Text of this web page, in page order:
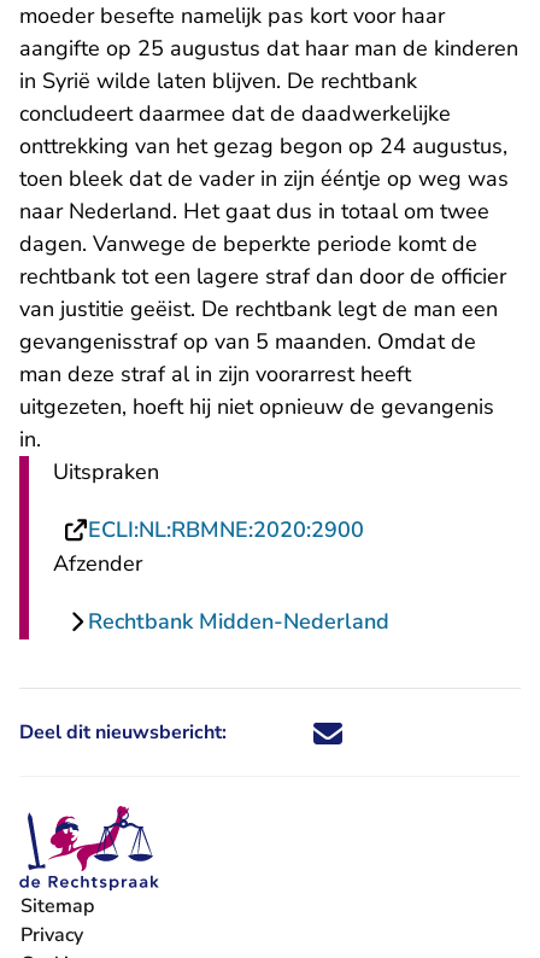
moeder besefte namelijk pas kort voor haar
aangifte op 25 augustus dat haar man de kinderen
in Syrië wilde laten blijven. De rechtbank
concludeert daarmee dat de daadwerkelijke
onttrekking van het gezag begon op 24 augustus,
toen bleek dat de vader in zijn ééntje op weg was
naar Nederland. Het gaat dus in totaal om twee
dagen. Vanwege de beperkte periode komt de
rechtbank tot een lagere straf dan door de officier
van justitie geëist. De rechtbank legt de man een
gevangenisstraf op van 5 maanden. Omdat de
man deze straf al in zijn voorarrest heeft
uitgezeten, hoeft hij niet opnieuw de gevangenis
in.
Uitspraken
ECLI:NL:RBMNE:2020:2900
Afzender
Rechtbank Midden-Nederland
Deel dit nieuwsbericht: Deel dit nieuwsbericht via X -
Deel dit nieuwsbericht via
Deel dit nieuwsbericht
Deel dit
Sitemap
Privacy